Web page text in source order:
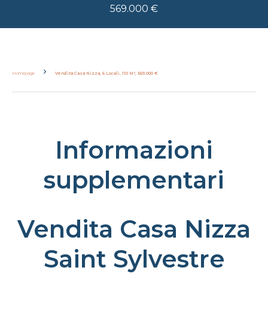
569.000 €
Homepage Vendita Casa Nizza, 6 Locali, 110 M², 569.000 €
Informazioni
supplementari
Vendita Casa Nizza
Saint Sylvestre